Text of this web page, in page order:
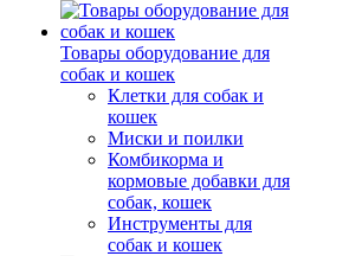
Товары оборудование для
собак и кошек
Клетки для собак и
кошек
Миски и поилки
Комбикорма и
кормовые добавки для
собак, кошек
Инструменты для
собак и кошек